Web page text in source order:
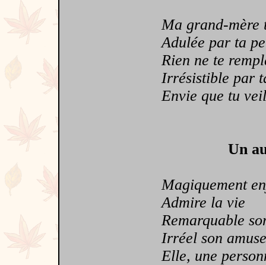
Ma grand-mère
Adulée par ta
Rien ne te
Irrésistible par
Envie que tu
Un
Magiquement
Admire la vie
Remarquable
Irréel son
Elle, une